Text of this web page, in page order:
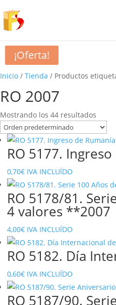
Inicio /Tienda / Productos
RO 2007
Mostrando los 44 resultados
RO 5177.
0,70€ IVA INCLUÍDO
RO 5178/81.
4 valores **2007
4,00€ IVA INCLUÍDO
RO 5182. Día
0,60€ IVA INCLUÍDO
RO 5187/90.
¡Oferta!
¡Oferta!